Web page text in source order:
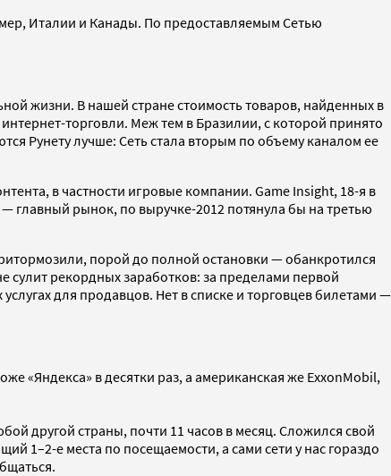
Италии и Канады. По предоставляемым Сетью
жизни. В нашей стране стоимость товаров, найденных в
торговли. Меж тем в Бразилии, с которой принято
Рунету лучше: Сеть стала вторым по объему каналом ее
в частности игровые компании. Game Insight, 18-я в
главный рынок, по выручке-2012 потянула бы на третью
порой до полной остановки — обанкротился
сулит рекордных заработков: за пределами первой
для продавцов. Нет в списке и торговцев билетами —
«Яндекса» в десятки раз, а американская же ExxonMobil,
другой страны, почти 11 часов в месяц. Сложился свой
1–2-е места по посещаемости, а сами сети у нас гораздо